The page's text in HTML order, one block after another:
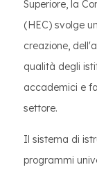
Superiore, la
(HEC) svolge
creazione,
qualità degli
accademici e
settore.
Il sistema di
programmi